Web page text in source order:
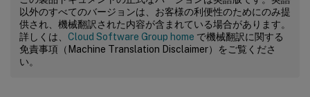
以外のすべてのバージョンは、お客様の利便性のためにのみ提
供され、機械翻訳された内容が含まれている場合があります。
詳しくは、 Cloud Software Group home で機械翻訳に関する
免責事項（Machine Translation Disclaimer）をご覧くださ
い。